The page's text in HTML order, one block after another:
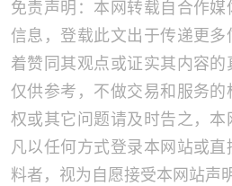
免责声明：本网转载自合作
信息，登载此文出于传递更
着赞同其观点或证实其内容
仅供参考，不做交易和服务
权或其它问题请及时告之，本
凡以任何方式登录本网站或
料者，视为自愿接受本网站声